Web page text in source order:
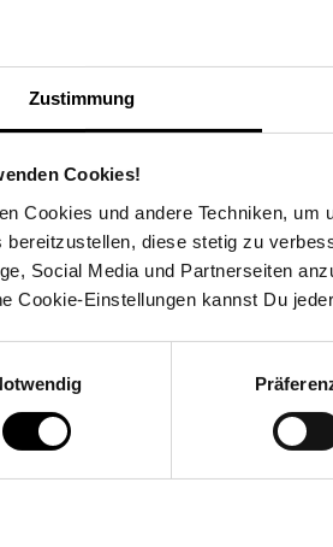
Zustimmung
Cookies!
Cookies und andere Techniken,
bereitzustellen, diese stetig zu
Social Media und Partnerseiten
Cookie-Einstellungen kannst Du
Beginn: August/
Bewerbungen
Schulabschluss: